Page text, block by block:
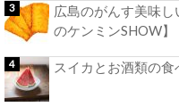
広島のがんす美味
のケンミンSHOW】
スイカとお酒類の食